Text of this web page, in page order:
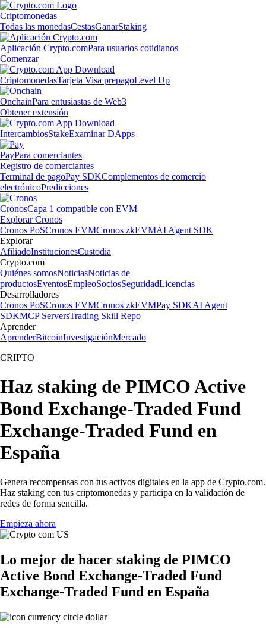
Criptomonedas
Todas las monedasCestasGanarStaking
Aplicación Crypto.comPara usuarios cotidianos
Comenzar
CriptomonedasTarjeta Visa prepagoLevel Up
OnchainPara entusiastas de Web3
Obtener extensión
IntercambiosStakeExaminar DApps
PayPara comerciantes
Registro de comerciantes
Terminal de pagoPay SDKComplementos de comercio
electrónicoPredicciones
CronosCapa 1 compatible con EVM
Explorar Cronos
Cronos PoSCronos EVMCronos zkEVMAI Agent SDK
Explorar
AfiliadoInstitucionesCustodia
Crypto.com
Quiénes somosNoticiasNoticias de
productosEventosEmpleoSociosSeguridadLicencias
Desarrolladores
Cronos PoSCronos EVMCronos zkEVMPay SDKAI Agent
SDKMCP ServersTrading Skill Repo
Aprender
AprenderBitcoinInvestigaciónMercado
CRIPTO
Haz staking de PIMCO Active
Bond Exchange-Traded Fund
Exchange-Traded Fund en
España
Genera recompensas con tus activos digitales en la app de Crypto.com.
Haz staking con tus criptomonedas y participa en la validación de
redes de forma sencilla.
Empieza ahora
Lo mejor de hacer staking de PIMCO
Active Bond Exchange-Traded Fund
Exchange-Traded Fund en España